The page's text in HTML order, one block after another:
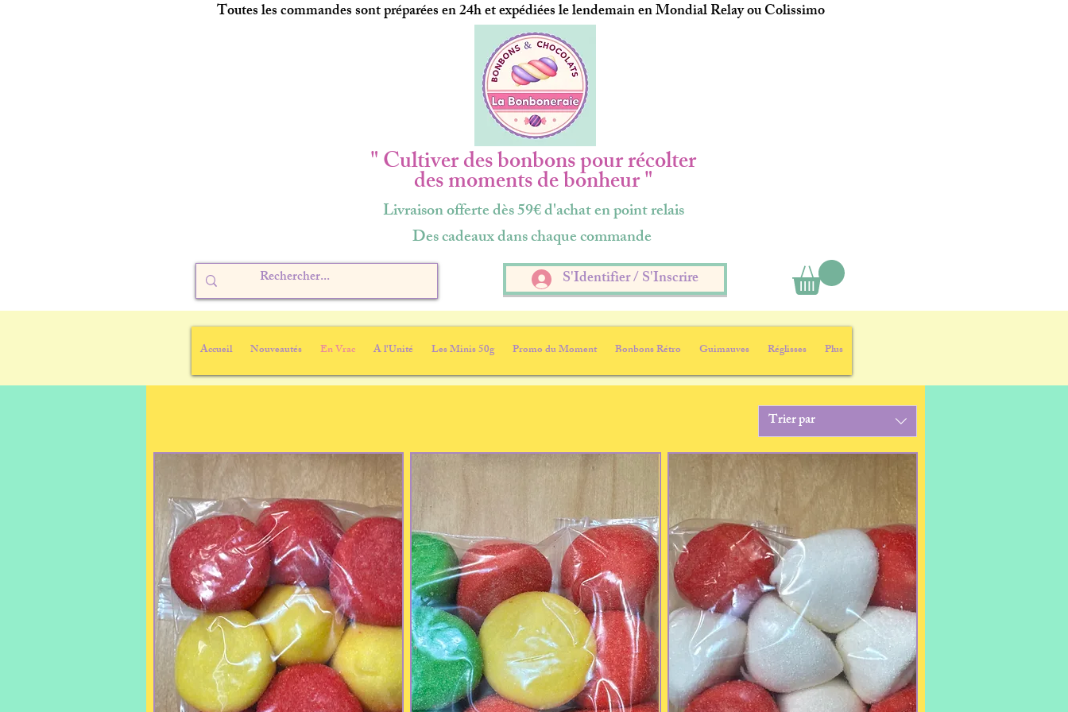
Toutes les commandes sont préparées en 24h et expédiées le lendemain en Mondial Relay ou Colissimo
" Cultiver des bonbons pour récolter
des moments de bonheur "
Livraison offerte dès 59€ d'achat en point relais
Des cadeaux dans chaque commande
S'Identifier / S'Inscrire
Trier par
Accueil Nouveautés En Vrac A l'Unité Les Minis 50g Promo du Moment Bonbons Rétro Guimauves Réglisses Plus